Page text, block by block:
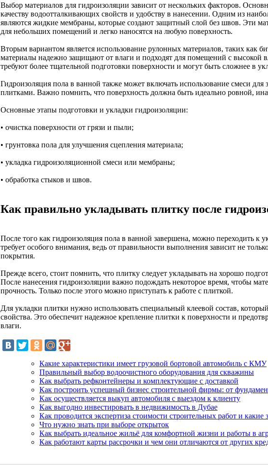
Выбор материалов для гидроизоляции зависит от нескольких факторов.
качеству водоотталкивающих свойств и удобству в нанесении. Одним из
являются жидкие мембраны, которые создают защитный слой без швов. Эти
для небольших помещений и легко наносятся на любую поверхность.
Вторым вариантом является использование рулонных материалов, таких как
материалы надежно защищают от влаги и подходят для помещений с высокой
требуют более тщательной подготовки поверхности и могут быть сложнее в
Гидроизоляция пола в ванной также может включать использование смеси
плитками. Важно помнить, что поверхность должна быть идеально ровной,
Основные этапы подготовки и укладки гидроизоляции:
• очистка поверхности от грязи и пыли;
• грунтовка пола для улучшения сцепления материала;
• укладка гидроизоляционной смеси или мембраны;
• обработка стыков и швов.
Как правильно укладывать плитку после
После того как гидроизоляция пола в ванной завершена, можно переходить к
требует особого внимания, ведь от правильности выполнения зависит не
покрытия.
Прежде всего, стоит помнить, что плитку следует укладывать на хорошо
После нанесения гидроизоляции важно подождать некоторое время, чтобы
прочность. Только после этого можно приступать к работе с плиткой.
Для укладки плитки нужно использовать специальный клеевой состав,
свойства. Это обеспечит надежное крепление плитки к поверхности и
влаги.
Какие характеристики имеет грузовой бортовой автомобиль с КМУ
Правильный выбор водоочистного оборудования для скважины
Как выбрать рефконтейнеры и комплектующие с доставкой
Как построить успешный бизнес строительной фирмы: от
Как осуществляется выкуп автомобиля с выездом к клиенту
Как выгодно инвестировать в недвижимость в Дубае
Как проводится экспертиза стоимости строительных работ и какие
Что нужно знать при выборе открыток
Как выбрать идеальное жильё для комфортной жизни и работы в
Как работают карты рассрочки и чем они отличаются от других